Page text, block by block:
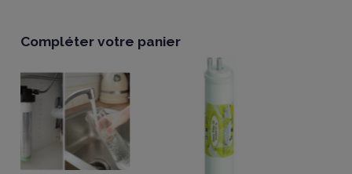
Compléter votre panier